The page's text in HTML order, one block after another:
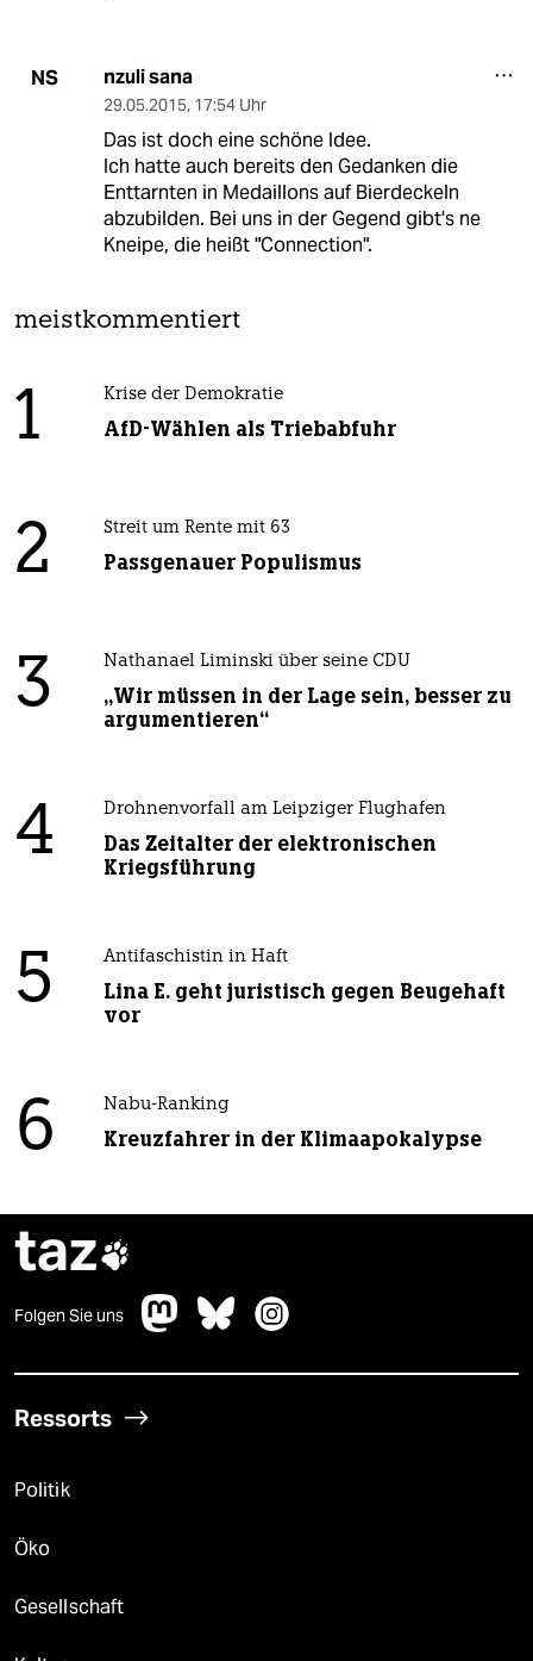
NS nzuli sana
29.05.2015, 17:54 Uhr
Das ist doch eine schöne Idee.
Ich hatte auch bereits den Gedanken die
Enttarnten in Medaillons auf Bierdeckeln
abzubilden. Bei uns in der Gegend gibt's ne
Kneipe, die heißt "Connection".
meistkommentiert
1 Krise der Demokratie
AfD-Wählen als Triebabfuhr
2 Streit um Rente mit 63
Passgenauer Populismus
3 Nathanael Liminski über seine CDU
„Wir müssen in der Lage sein, besser zu
argumentieren“
4 Drohnenvorfall am Leipziger Flughafen
Das Zeitalter der elektronischen
Kriegsführung
5 Antifaschistin in Haft
Lina E. geht juristisch gegen Beugehaft
vor
6 Nabu-Ranking
Kreuzfahrer in der Klimaapokalypse
taz
Folgen Sie uns
Ressorts
Politik
Öko
Gesellschaft